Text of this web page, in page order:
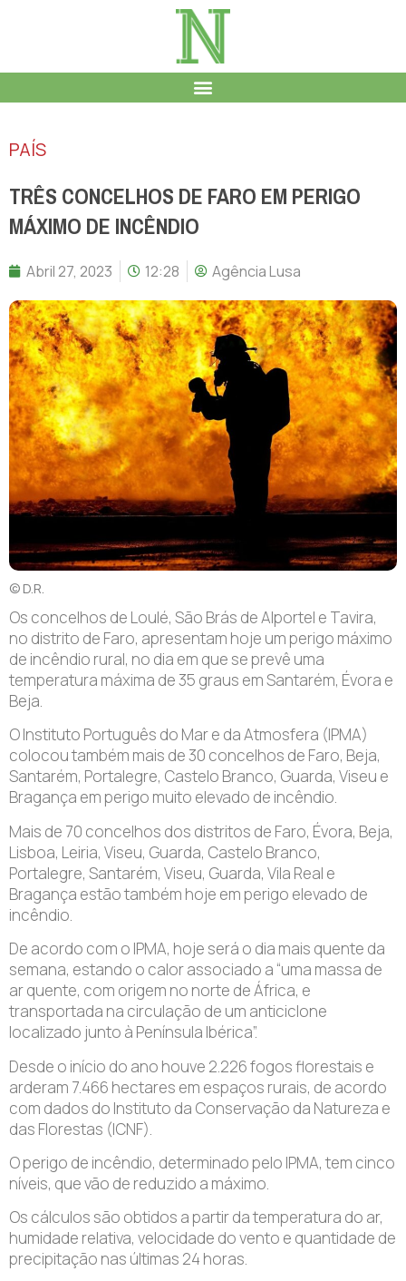
PAÍS
TRÊS CONCELHOS DE FARO EM PERIGO
MÁXIMO DE INCÊNDIO
Abril 27, 2023 12:28 Agência Lusa
© D.R.
Os concelhos de Loulé, São Brás de Alportel e Tavira,
no distrito de Faro, apresentam hoje um perigo máximo
de incêndio rural, no dia em que se prevê uma
temperatura máxima de 35 graus em Santarém, Évora e
Beja.
O Instituto Português do Mar e da Atmosfera (IPMA)
colocou também mais de 30 concelhos de Faro, Beja,
Santarém, Portalegre, Castelo Branco, Guarda, Viseu e
Bragança em perigo muito elevado de incêndio.
Mais de 70 concelhos dos distritos de Faro, Évora, Beja,
Lisboa, Leiria, Viseu, Guarda, Castelo Branco,
Portalegre, Santarém, Viseu, Guarda, Vila Real e
Bragança estão também hoje em perigo elevado de
incêndio.
De acordo com o IPMA, hoje será o dia mais quente da
semana, estando o calor associado a “uma massa de
ar quente, com origem no norte de África, e
transportada na circulação de um anticiclone
localizado junto à Península Ibérica”.
Desde o início do ano houve 2.226 fogos florestais e
arderam 7.466 hectares em espaços rurais, de acordo
com dados do Instituto da Conservação da Natureza e
das Florestas (ICNF).
O perigo de incêndio, determinado pelo IPMA, tem cinco
níveis, que vão de reduzido a máximo.
Os cálculos são obtidos a partir da temperatura do ar,
humidade relativa, velocidade do vento e quantidade de
precipitação nas últimas 24 horas.